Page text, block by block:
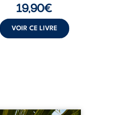
19,90€
VOIR CE LIVRE